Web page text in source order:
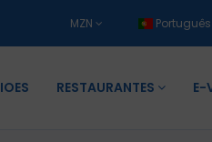
MZN Português
RESTAURANTES E-